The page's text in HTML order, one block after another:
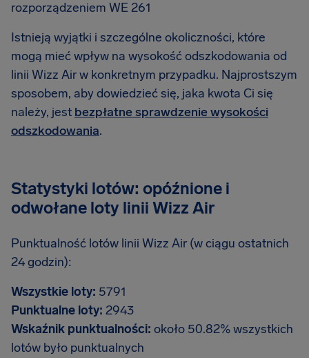
rozporządzeniem WE 261
Istnieją wyjątki i szczególne okoliczności, które
mogą mieć wpływ na wysokość odszkodowania od
linii Wizz Air w konkretnym przypadku. Najprostszym
sposobem, aby dowiedzieć się, jaka kwota Ci się
należy, jest bezpłatne sprawdzenie wysokości
odszkodowania.
Statystyki lotów: opóźnione i
odwołane loty linii Wizz Air
Punktualność lotów linii Wizz Air (w ciągu ostatnich
24 godzin):
Wszystkie loty: 5791
Punktualne loty: 2943
Wskaźnik punktualności: około 50.82% wszystkich
lotów było punktualnych